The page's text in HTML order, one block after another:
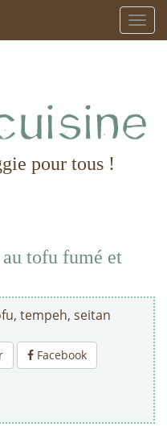
pour tous !
tofu fumé et
tempeh, seitan
Facebook